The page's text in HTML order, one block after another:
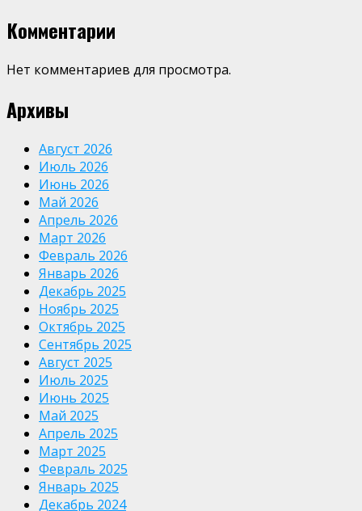
Комментарии
Нет комментариев для просмотра.
Архивы
Август 2026
Июль 2026
Июнь 2026
Май 2026
Апрель 2026
Март 2026
Февраль 2026
Январь 2026
Декабрь 2025
Ноябрь 2025
Октябрь 2025
Сентябрь 2025
Август 2025
Июль 2025
Июнь 2025
Май 2025
Апрель 2025
Март 2025
Февраль 2025
Январь 2025
Декабрь 2024